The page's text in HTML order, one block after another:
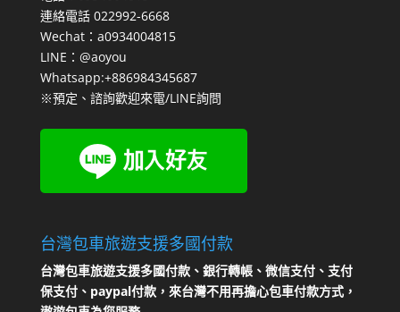
連絡電話 022992-6668
Wechat：a0934004815
LINE：@aoyou
Whatsapp:+886984345687
※預定、諮詢歡迎來電/LINE詢問
台灣包車旅遊支援多國付款
台灣包車旅遊支援多國付款、銀行轉帳、微信支付、支付
保支付、paypal付款，來台灣不用再擔心包車付款方式，